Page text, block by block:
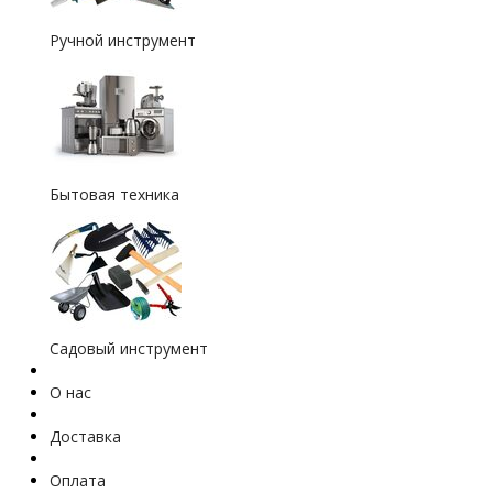
Ручной инструмент
Бытовая техника
Садовый инструмент
О нас
Доставка
Оплата